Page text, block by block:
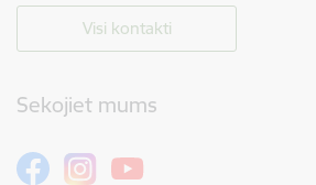
Visi kontakti
Sekojiet mums